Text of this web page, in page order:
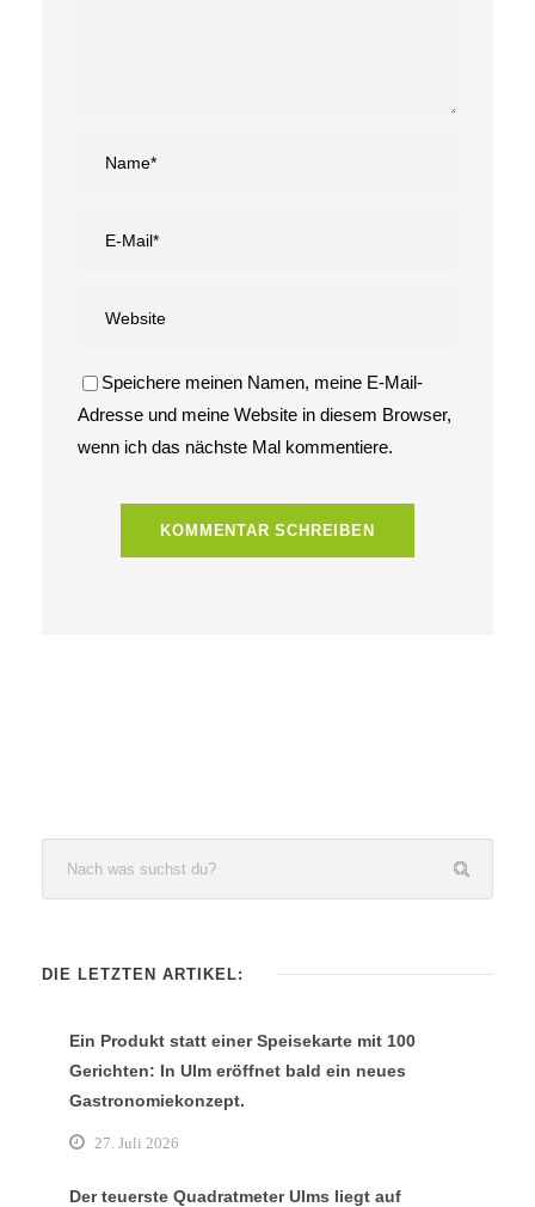
Speichere meinen Namen, meine E-Mail-
Adresse und meine Website in diesem Browser,
wenn ich das nächste Mal kommentiere.
DIE LETZTEN ARTIKEL:
Ein Produkt statt einer Speisekarte mit 100
Gerichten: In Ulm eröffnet bald ein neues
Gastronomiekonzept.
27. Juli 2026
Der teuerste Quadratmeter Ulms liegt auf